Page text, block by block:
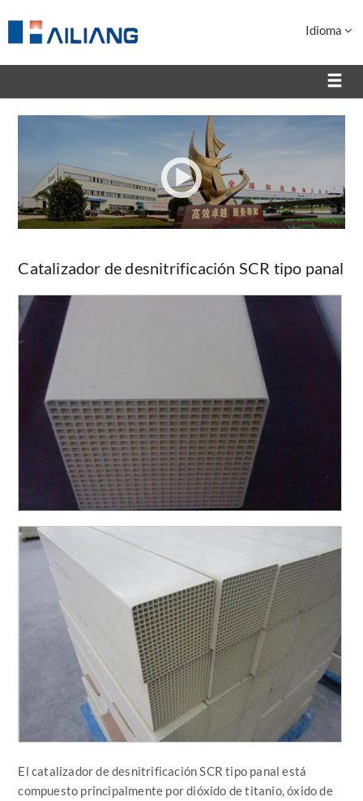
Idioma
Catalizador de desnitrificación SCR tipo panal
El catalizador de desnitrificación SCR tipo panal está
compuesto principalmente por dióxido de titanio, óxido de